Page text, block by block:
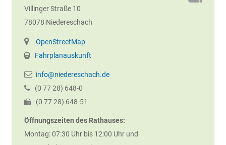
Villinger Straße 10
78078 Niedereschach
OpenStreetMap
Fahrplanauskunft
info@niedereschach.de
(0 7728) 648-0
(0 7728) 648-51
Öffnungszeiten des Rathauses:
Montag: 07:30 Uhr bis 12:00 Uhr und